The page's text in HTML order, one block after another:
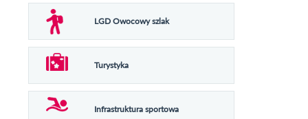
LGD Owocowy szlak
Turystyka
Infrastruktura sportowa